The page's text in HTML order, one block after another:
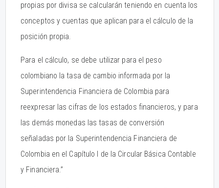
propias por divisa se calcularán teniendo en cuenta los
conceptos y cuentas que aplican para el cálculo de la
posición propia.
Para el cálculo, se debe utilizar para el peso
colombiano la tasa de cambio informada por la
Superintendencia Financiera de Colombia para
reexpresar las cifras de los estados financieros, y para
las demás monedas las tasas de conversión
señaladas por la Superintendencia Financiera de
Colombia en el Capítulo I de la Circular Básica Contable
y Financiera.”